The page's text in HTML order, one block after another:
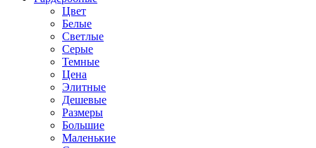
Цвет
Белые
Светлые
Серые
Темные
Цена
Элитные
Дешевые
Размеры
Большие
Маленькие